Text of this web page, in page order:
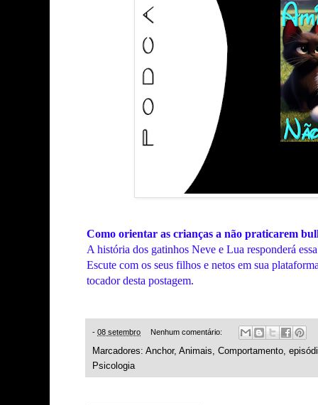
Como orientar as crianças a não praticarem
A história dos gatinhos Neve e Lua responderá
Escute com os seus filhos e netos em sua
tocador desta postagem.
- 08 setembro Nenhum comentário:
Marcadores: Anchor, Animais, Comportamento,
Psicologia